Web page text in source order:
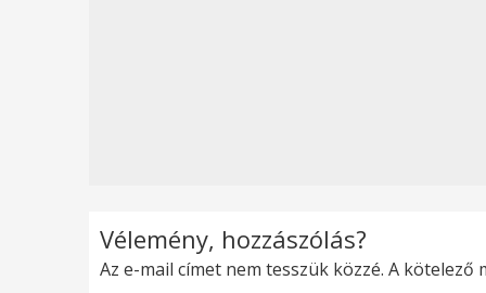
Vélemény, hozzászólás?
Az e-mail címet nem tesszük közzé. A kötelező